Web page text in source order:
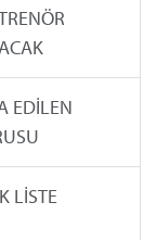
EDİLEN
LİSTE